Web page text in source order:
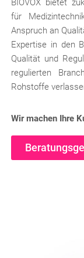
BIOVOX bietet
für
Anspruch an
Expertise in den
Qualität und
regulierten
Rohstoffe
Wir machen Ihre